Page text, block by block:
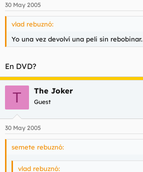
30 May 2005
vlad rebuznó:
Yo una vez devolví una peli sin rebobinar.
En DVD?
T The Joker
Guest
30 May 2005
semete rebuznó:
vlad rebuznó: